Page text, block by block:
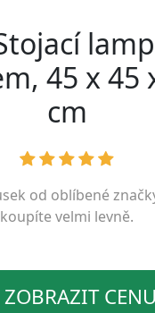
45 x 45
cm
od oblíbené
koupíte velmi levně.
ZOBRAZIT CENU